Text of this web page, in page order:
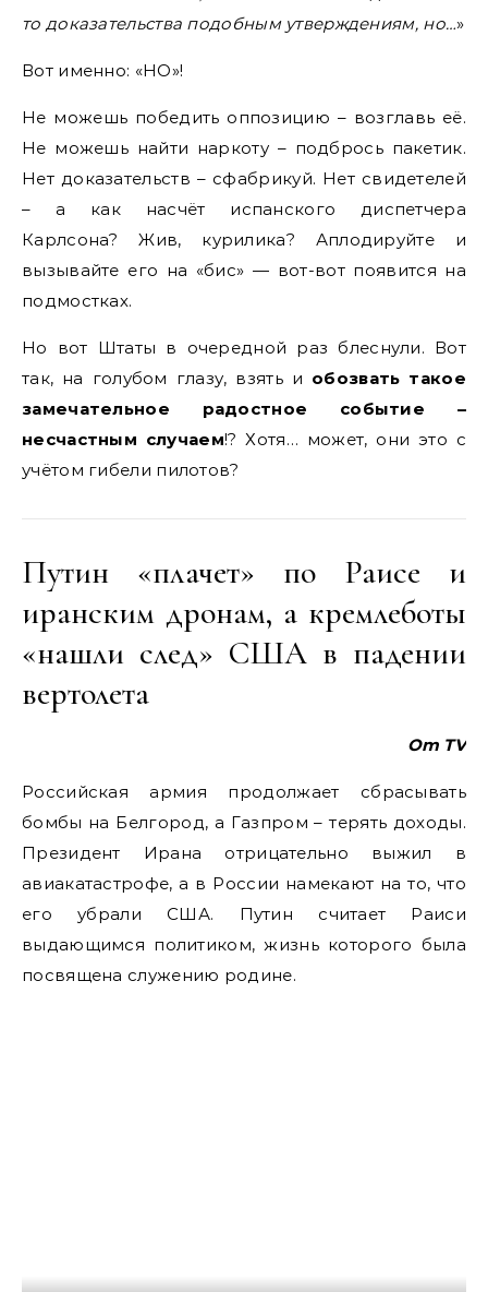
то доказательства подобным утверждениям, но…»
Вот именно: «НО»!
Не можешь победить оппозицию – возглавь её.
Не можешь найти наркоту – подбрось пакетик.
Нет доказательств – сфабрикуй. Нет свидетелей
– а как насчёт испанского диспетчера
Карлсона? Жив, курилика? Аплодируйте и
вызывайте его на «бис» — вот-вот появится на
подмостках.
Но вот Штаты в очередной раз блеснули. Вот
так, на голубом глазу, взять и обозвать такое
замечательное радостное событие –
несчастным случаем!? Хотя… может, они это с
учётом гибели пилотов?
Путин «плачет» по Раисе и
иранским дронам, а кремлеботы
«нашли след» США в падении
вертолета
Om TV
Российская армия продолжает сбрасывать
бомбы на Белгород, а Газпром – терять доходы.
Президент Ирана отрицательно выжил в
авиакатастрофе, а в России намекают на то, что
его убрали США. Путин считает Раиси
выдающимся политиком, жизнь которого была
посвящена служению родине.